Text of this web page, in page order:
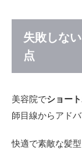
失敗しな
点
美容院でショー
師目線からアド
快適で素敵な髪